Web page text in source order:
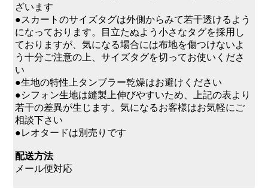
ざいます
●スカートのサイズタグは外側からみて若干透けるよう
になっております。目立たぬよう小さなタグを採用し
ておりますが、気になる場合には布地を傷つけないよ
う十分ご注意の上、サイズタグを切ってお使いくださ
い
●生地の特性上タンブラー乾燥はお避けください
●シフォン生地は縫製上伸びやすいため、上記の表より
若干の差異が生じます。気になるお客様はお気軽にご
相談下さい
●レオタードは別売りです
配送方法
メール便対応